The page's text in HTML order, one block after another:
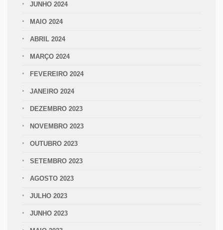
JUNHO 2024
MAIO 2024
ABRIL 2024
MARÇO 2024
FEVEREIRO 2024
JANEIRO 2024
DEZEMBRO 2023
NOVEMBRO 2023
OUTUBRO 2023
SETEMBRO 2023
AGOSTO 2023
JULHO 2023
JUNHO 2023